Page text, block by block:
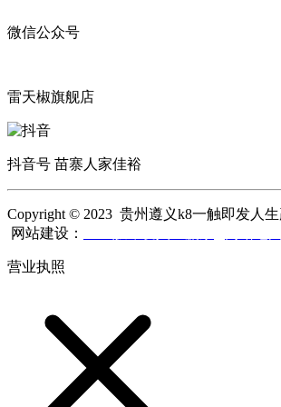
微信公众号
雷天椒旗舰店
抖音号 苗寨人家佳裕
Copyright © 2023 贵州遵义k8一触即发人
网站建设：
营业执照